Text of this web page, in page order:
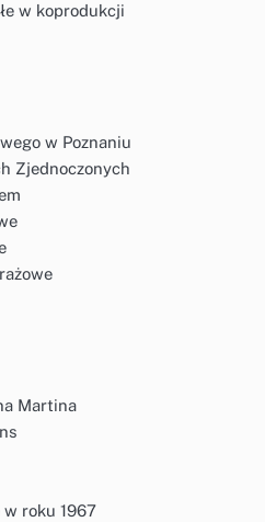
w koprodukcji
w Poznaniu
Zjednoczonych
Martina
roku 1967